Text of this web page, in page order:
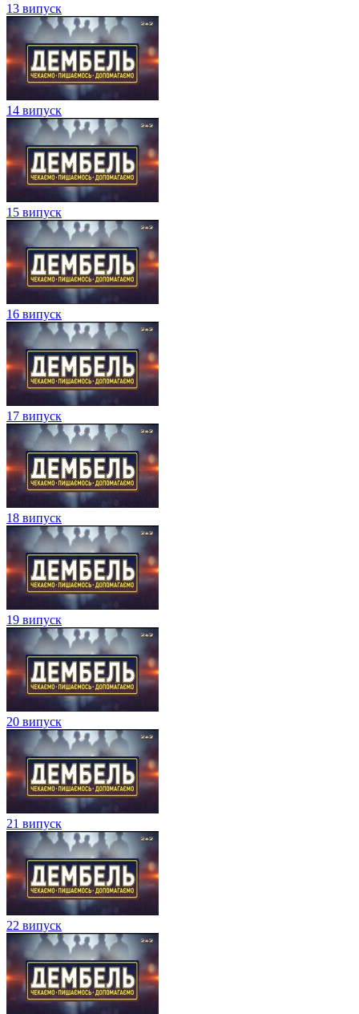
13 випуск
14 випуск
15 випуск
16 випуск
17 випуск
18 випуск
19 випуск
20 випуск
21 випуск
22 випуск